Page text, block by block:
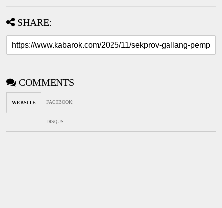
SHARE:
COMMENTS
WEBSITE FACEBOOK:
DISQUS